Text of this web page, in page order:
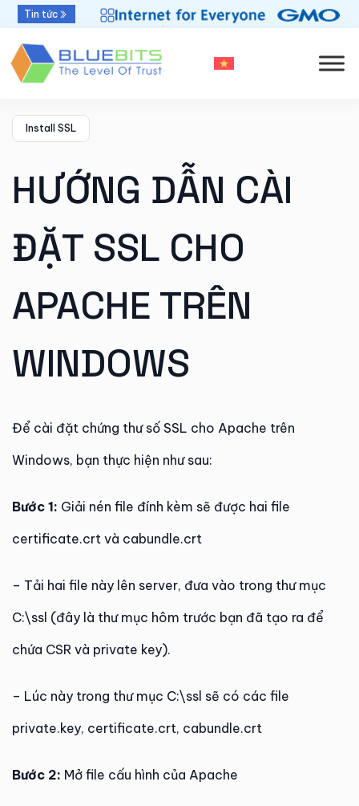
Tin tức
Bluebits được GlobalSign vinh danh “Top Sales
2025” khu vực APAC
Install SSL
HƯỚNG DẪN CÀI
ĐẶT SSL CHO
APACHE TRÊN
WINDOWS
Để cài đặt chứng thư số SSL cho Apache trên
Windows, bạn thực hiện như sau:
Bước 1: Giải nén file đính kèm sẽ được hai file
certificate.crt và cabundle.crt
– Tải hai file này lên server, đưa vào trong thư mục
C:\ssl (đây là thư mục hôm trước bạn đã tạo ra để
chứa CSR và private key).
– Lúc này trong thư mục C:\ssl sẽ có các file
private.key, certificate.crt, cabundle.crt
Bước 2: Mở file cấu hình của Apache